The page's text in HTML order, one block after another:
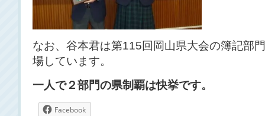
なお、谷本君は第115回岡山県大会の簿記部
場しています。
一人で２部門の県制覇は快挙です。
Facebook